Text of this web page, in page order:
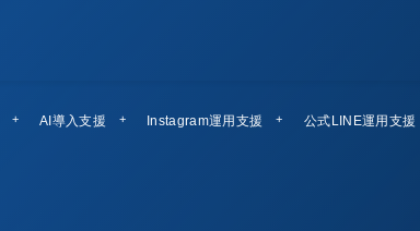
AI導入支援 Instagram運用支援 公式LINE運用支援